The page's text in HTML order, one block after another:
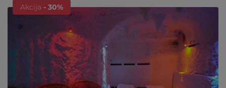
Akcija - 30%